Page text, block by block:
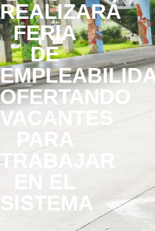
REALIZARÁ
FERIA
DE
OFERTANDO
VACANTES
PARA
TRABAJAR
EN EL
SISTEMA